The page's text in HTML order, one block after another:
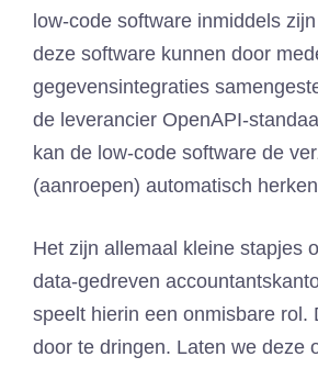
low-code software inmiddels
deze software kunnen door
gegevensintegraties
de leverancier OpenAPI-
kan de low-code software de
(aanroepen) automatisch
Het zijn allemaal kleine stapjes
data-gedreven
speelt hierin een onmisbare rol.
door te dringen. Laten we deze